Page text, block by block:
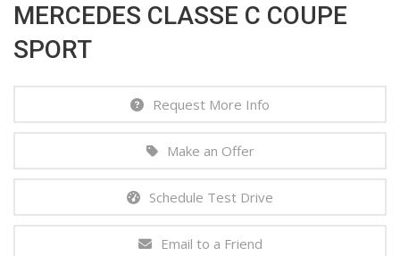
MERCEDES CLASSE C COUPE
SPORT
Request More Info
Make an Offer
Schedule Test Drive
Email to a Friend